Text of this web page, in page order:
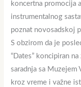
koncertna promocija
instrumentalnog
poznat novosadskoj
S obzirom da je
“Dates” koncipiran
saradnja sa
kroz vreme i važne